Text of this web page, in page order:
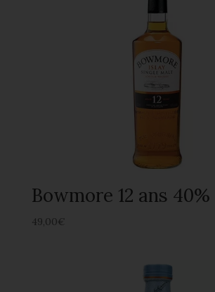
Bowmore 12 ans 40%
49,00€